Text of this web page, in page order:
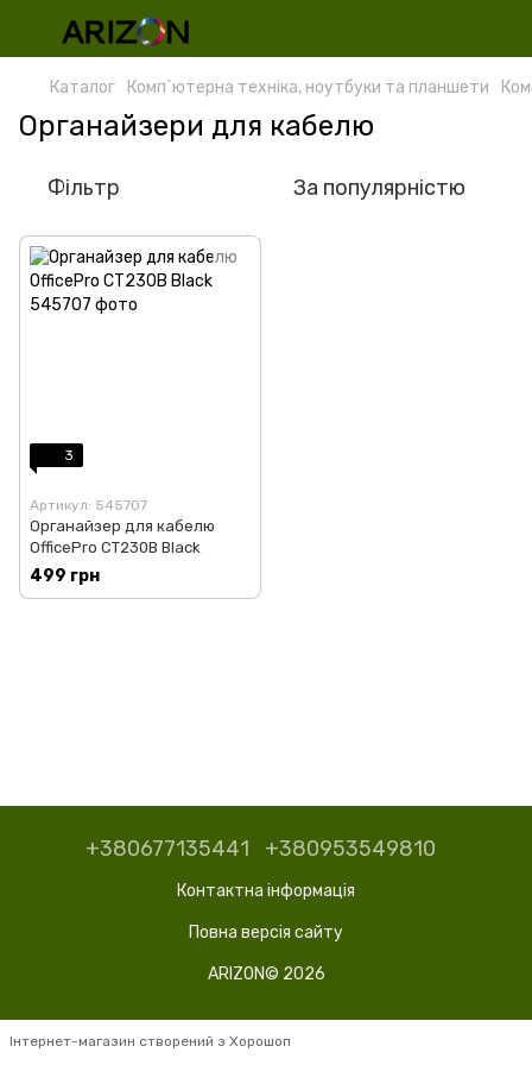
Каталог Комп`ютерна техніка, ноутбуки та планшети
Органайзери для кабелю
Фільтр За популярністю
3
Артикул: 545707
Органайзер для кабелю
OfficePro CT230B Black
499 грн
+380677135441 +380953549810
Контактна інформація
Повна версія сайту
ARIZON© 2026
Інтернет-магазин створений з Хорошоп